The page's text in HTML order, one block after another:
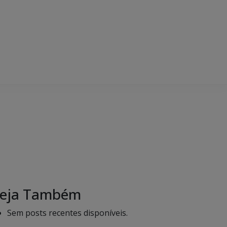
Também
Sem posts recentes disponíveis.